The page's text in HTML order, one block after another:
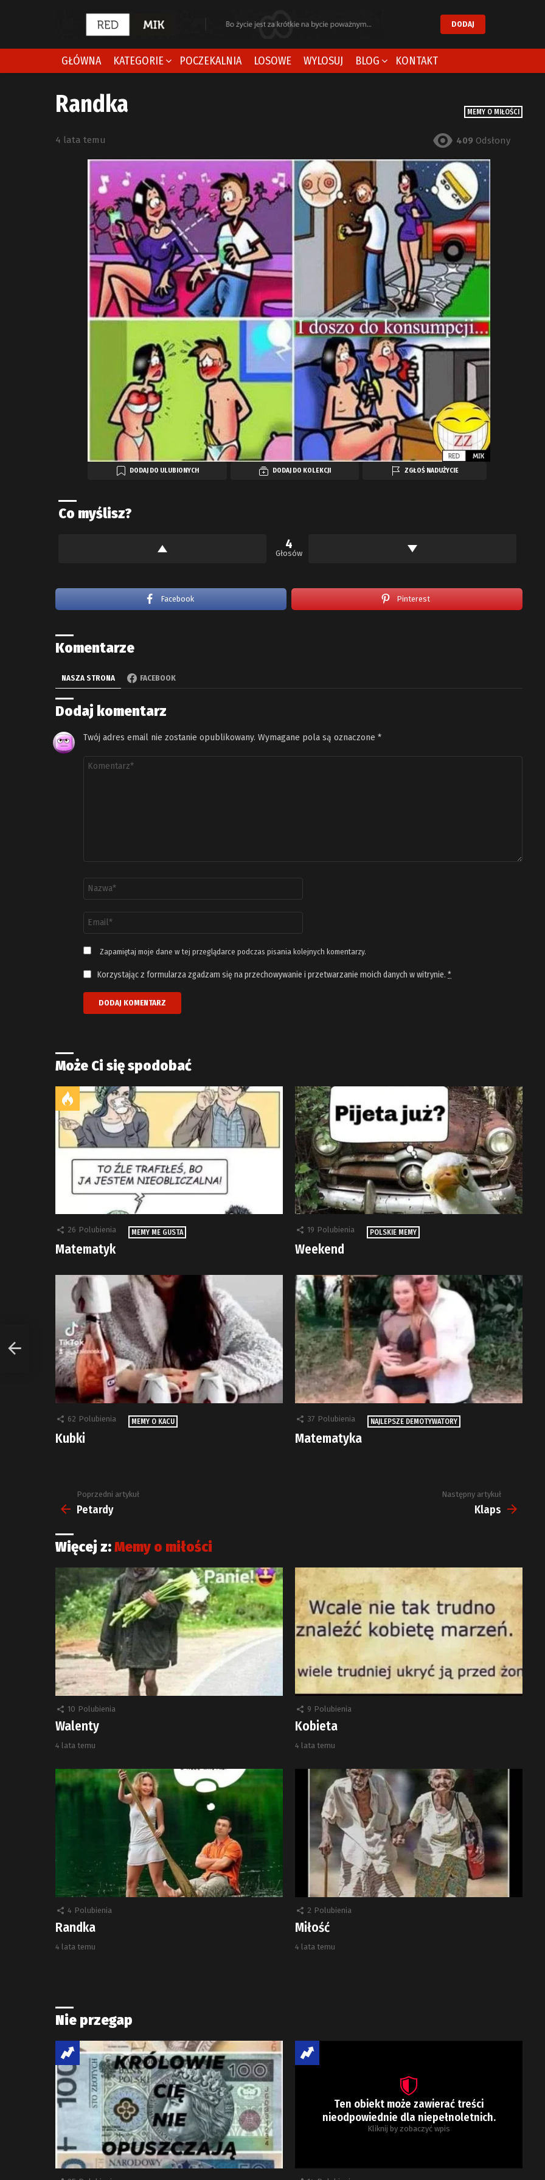
DODAJ
GŁÓWNA KATEGORIE POCZEKALNIA LOSOWE WYLOSUJ BLOG KONTAKT
MEMY O MIŁOŚCI
Randka
4 lata temu 409 Odsłony
DODAJ DO ULUBIONYCH DODAJ DO KOLEKCJI ZGŁOŚ NADUŻYCIE
Co myślisz?
4
Głosów
Facebook Pinterest
Komentarze
NASZA STRONA FACEBOOK
Dodaj komentarz
Twój adres email nie zostanie opublikowany. Wymagane pola są oznaczone *
email
*
Zapamiętaj moje dane w tej przeglądarce podczas pisania kolejnych komentarzy.
Korzystając z formularza zgadzam się na przechowywanie i przetwarzanie moich danych w witrynie. *
Może Ci się spodobać
26 Polubienia MEMY ME GUSTA
Matematyk
19 Polubienia POLSKIE MEMY
Weekend
62 Polubienia MEMY O KACU
Kubki
37 Polubienia NAJLEPSZE DEMOTYWATORY
Matematyka
Zobacz
więcej
Poprzedni artykuł
Petardy
Następny artykuł
Klaps
Więcej z:Memy o miłości
10 Polubienia
Walenty
4 lata temu
9 Polubienia
Kobieta
4 lata temu
4 Polubienia
Randka
4 lata temu
2 Polubienia
Miłość
4 lata temu
Nie przegap
Ten obiekt może zawierać treści
nieodpowiednie dla niepełnoletnich.
Kliknij by zobaczyć wpis